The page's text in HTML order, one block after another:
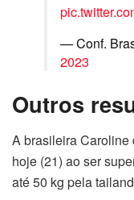
— Conf.
2023
Outros
A brasileira Caroline
hoje (21) ao ser
até 50 kg pela